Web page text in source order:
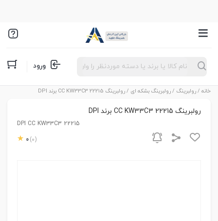
Products
search ورود
خانه /رولبرینگ /رولبرینگ بشکه ای / رولبرینگ 22215 CC KW33C3 برند DPI
رولبرینگ 22215 CC KW33C3 برند DPI
22215 DPI CC KW33C3
0 (0)